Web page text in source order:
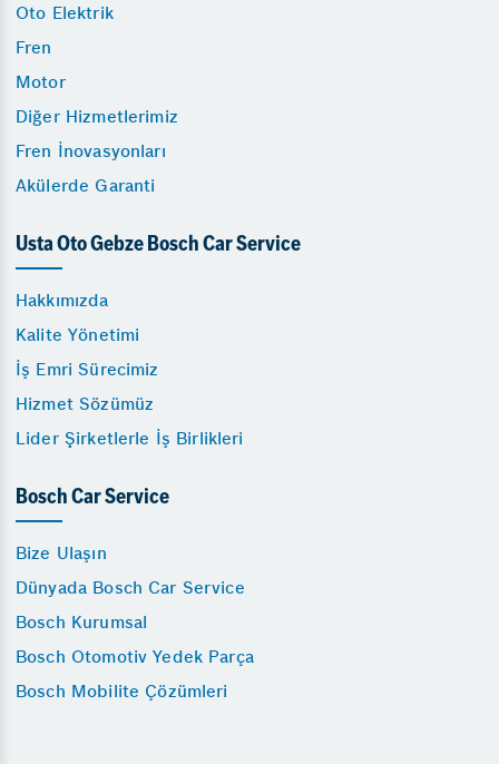
Oto Elektrik
Fren
Motor
Diğer Hizmetlerimiz
Fren İnovasyonları
Akülerde Garanti
Usta Oto Gebze Bosch Car Service
Hakkımızda
Kalite Yönetimi
İş Emri Sürecimiz
Hizmet Sözümüz
Lider Şirketlerle İş Birlikleri
Bosch Car Service
Bize Ulaşın
Dünyada Bosch Car Service
Bosch Kurumsal
Bosch Otomotiv Yedek Parça
Bosch Mobilite Çözümleri